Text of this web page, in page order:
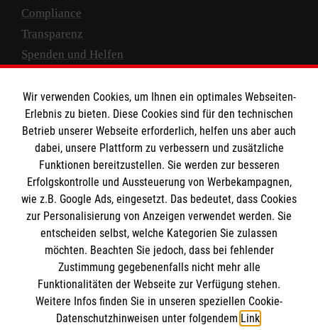
Compliance
Transparenz
Spenden und Helfen
Empfänger: Malteser Hilfsdienst e.V.
IBAN: DE10 3706 0120 1201 2000 12
BIC: GENODED 1PA7
Newsletter abonnieren
Wir verwenden Cookies, um Ihnen ein optimales Webseiten-
Erlebnis zu bieten. Diese Cookies sind für den technischen
Betrieb unserer Webseite erforderlich, helfen uns aber auch
dabei, unsere Plattform zu verbessern und zusätzliche
Funktionen bereitzustellen. Sie werden zur besseren
Erfolgskontrolle und Aussteuerung von Werbekampagnen,
wie z.B. Google Ads, eingesetzt. Das bedeutet, dass Cookies
zur Personalisierung von Anzeigen verwendet werden. Sie
entscheiden selbst, welche Kategorien Sie zulassen
möchten. Beachten Sie jedoch, dass bei fehlender
Zustimmung gegebenenfalls nicht mehr alle
Funktionalitäten der Webseite zur Verfügung stehen.
Weitere Infos finden Sie in unseren speziellen Cookie-
Datenschutzhinweisen unter folgendem Link.